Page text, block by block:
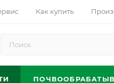
Как купить